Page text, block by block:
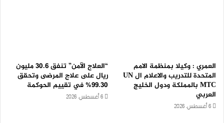
العمري : وكيلا بمنظمة الامم
المتحدة للتدريب والاعلام ال UN
MTC بالمملكة ودول الخليج
العربي
6 أغسطس، 2026
“العلاج الآمن” تنفق 30.6 مليون
ريال على علاج المرضى وتحقق
99.30% في تقييم الحوكمة
6 أغسطس، 2026